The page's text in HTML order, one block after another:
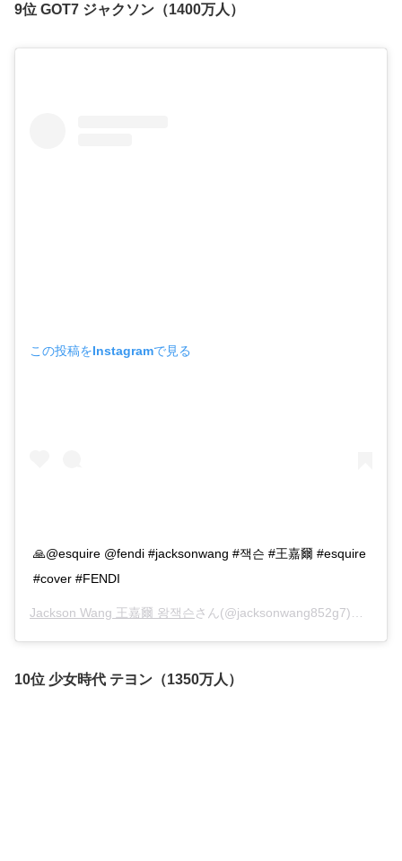
9位 GOT7 ジャクソン（1400万人）
この投稿をInstagramで見る
🙏@esquire @fendi #jacksonwang #잭슨 #王嘉爾 #esquire
#cover #FENDI
Jackson Wang 王嘉爾 왕잭슨さん(@jacksonwang852g7)がシェアした投稿 –
10位 少女時代 テヨン（1350万人）